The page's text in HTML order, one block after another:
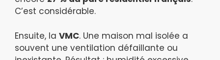
C’est considérable.
Ensuite, la VMC. Une maison mal isolée a
souvent une ventilation défaillante ou